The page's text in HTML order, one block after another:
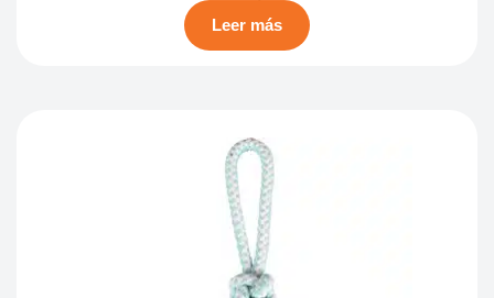
Leer más